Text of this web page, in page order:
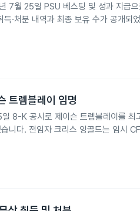
월 25일 PSU 베스팅 및 성과 지급으
처분 내역과 최종 보유 수가 공개되
트렘블레이 임명
8-K 공시로 제이슨 트렘블레이를
니다. 전임자 크리스 잉골드는 임시